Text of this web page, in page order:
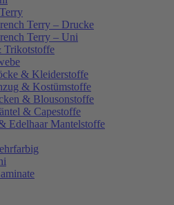
Terry – Drucke
Terry – Uni
Trikotstoffe
& Kleiderstoffe
& Kostümstoffe
& Blousonstoffe
& Capestoffe
Edelhaar Mantelstoffe